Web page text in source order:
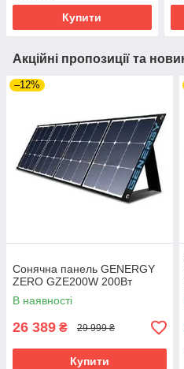
Купити
Акційні пропозиції та
–12%
Сонячна панель GENERGY
ZERO GZE200W 200Вт
В наявності
26 389 ₴ 29 999 ₴
Купити